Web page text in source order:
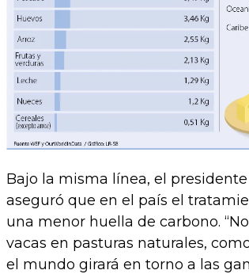
Bajo la misma línea, el
aseguró que en el país el
una menor huella de carbono.
vacas en pasturas naturales,
el mundo girará en torno a las